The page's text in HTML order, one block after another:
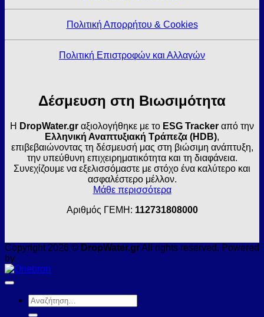
Πολιτική Απορρήτου & Cookies
Πολιτική Επιστροφών και Αλλαγών
Δέσμευση στη Βιωσιμότητα
Η DropWater.gr αξιολογήθηκε με το ESG Tracker από την
Ελληνική Αναπτυξιακή Τράπεζα (HDB),
επιβεβαιώνοντας τη δέσμευσή μας στη βιώσιμη ανάπτυξη,
την υπεύθυνη επιχειρηματικότητα και τη διαφάνεια.
Συνεχίζουμε να εξελισσόμαστε με στόχο ένα καλύτερο και
ασφαλέστερο μέλλον.
Μάθε περισσότερα
Αριθμός ΓΕΜΗ: 112731808000
Copyright 2026 © DropWater.grAll rights reserved. Powered
by
Αναζήτηση
για: